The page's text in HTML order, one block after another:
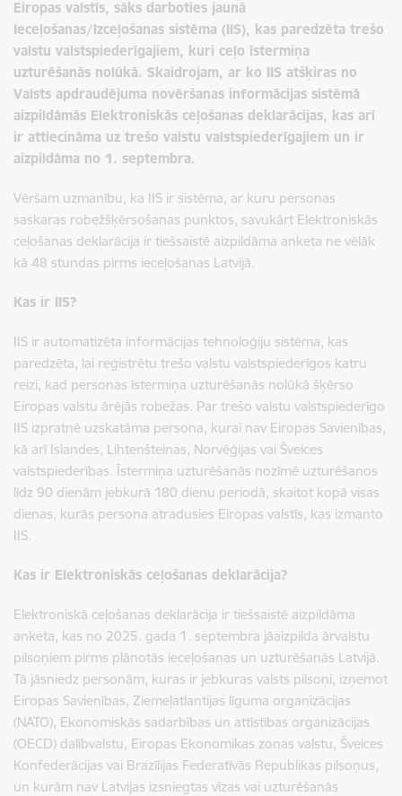
Eiropas valstīs, sāks darboties jaunā
Ieceļošanas/Izceļošanas sistēma (IIS), kas paredzēta trešo
valstu valstspiederīgajiem, kuri ceļo īstermiņa
uzturēšanās nolūkā. Skaidrojam, ar ko IIS atšķiras no
Valsts apdraudējuma novēršanas informācijas sistēmā
aizpildāmās Elektroniskās ceļošanas deklarācijas, kas arī
ir attiecināma uz trešo valstu valstspiederīgajiem un ir
aizpildāma no 1. septembra.
Vēršam uzmanību, ka IIS ir sistēma, ar kuru personas
saskaras robežšķērsošanas punktos, savukārt Elektroniskās
ceļošanas deklarācija ir tiešsaistē aizpildāma anketa ne vēlāk
kā 48 stundas pirms ieceļošanas Latvijā.
Kas ir IIS?
IIS ir automatizēta informācijas tehnoloģiju sistēma, kas
paredzēta, lai reģistrētu trešo valstu valstspiederīgos katru
reizi, kad personas īstermiņa uzturēšanās nolūkā šķērso
Eiropas valstu ārējās robežas. Par trešo valstu valstspiederīgo
IIS izpratnē uzskatāma persona, kurai nav Eiropas Savienības,
kā arī Islandes, Lihtenšteinas, Norvēģijas vai Šveices
valstspiederības. Īstermiņa uzturēšanās nozīmē uzturēšanos
līdz 90 dienām jebkurā 180 dienu periodā, skaitot kopā visas
dienas, kurās persona atradusies Eiropas valstīs, kas izmanto
IIS.
Kas ir Elektroniskās ceļošanas deklarācija?
Elektroniskā ceļošanas deklarācija ir tiešsaistē aizpildāma
anketa, kas no 2025. gada 1. septembra jāaizpilda ārvalstu
pilsoņiem pirms plānotās ieceļošanas un uzturēšanās Latvijā.
Tā jāsniedz personām, kuras ir jebkuras valsts pilsoņi, izņemot
Eiropas Savienības, Ziemeļatlantijas līguma organizācijas
(NATO), Ekonomiskās sadarbības un attīstības organizācijas
(OECD) dalībvalstu, Eiropas Ekonomikas zonas valstu, Šveices
Konfederācijas vai Brazīlijas Federatīvās Republikas pilsoņus,
un kurām nav Latvijas izsniegtas vīzas vai uzturēšanās